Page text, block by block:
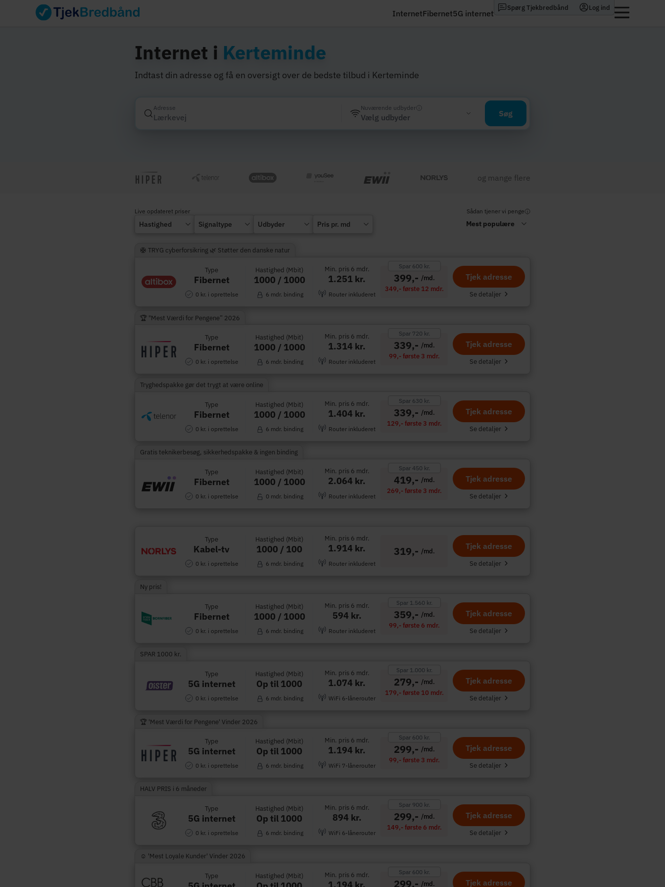
InternetFibernet5G internet
Spørg Tjekbredbånd Log ind
Internet i Kerteminde
Indtast din adresse og få en oversigt over de bedste tilbud i Kerteminde
Adresse Nuværende udbyder
Vælg udbyder Søg
og mange flere
Live opdateret priser Sådan tjener vi penge
Hastighed Signaltype Udbyder Pris pr. md
🛟 TRYG cyberforsikring 🌿 Støtter den danske natur
Type
Fibernet
0 kr. i oprettelse
Hastighed (Mbit)
1000 / 1000
6 mdr. binding
Min. pris 6 mdr.
1.251 kr.
Router inkluderet
Spar 600 kr.
399,- /md.
349,- første 12 mdr.
Tjek adresse
Se detaljer
🏆 "Mest Værdi for Pengene” 2026
Type
Fibernet
0 kr. i oprettelse
Hastighed (Mbit)
1000 / 1000
6 mdr. binding
Min. pris 6 mdr.
1.314 kr.
Router inkluderet
Spar 720 kr.
339,- /md.
99,- første 3 mdr.
Tjek adresse
Se detaljer
Tryghedspakke gør det trygt at være online
Type
Fibernet
0 kr. i oprettelse
Hastighed (Mbit)
1000 / 1000
6 mdr. binding
Min. pris 6 mdr.
1.404 kr.
Router inkluderet
Spar 630 kr.
339,- /md.
129,- første 3 mdr.
Tjek adresse
Se detaljer
Gratis teknikerbesøg, sikkerhedspakke & ingen binding
Type
Fibernet
0 kr. i oprettelse
Hastighed (Mbit)
1000 / 1000
0 mdr. binding
Min. pris 6 mdr.
2.064 kr.
Router inkluderet
Spar 450 kr.
419,- /md.
269,- første 3 mdr.
Tjek adresse
Se detaljer
Type
Kabel-tv
0 kr. i oprettelse
Hastighed (Mbit)
1000 / 100
6 mdr. binding
Min. pris 6 mdr.
1.914 kr.
Router inkluderet
319,- /md.
Tjek adresse
Se detaljer
Ny pris!
Type
Fibernet
0 kr. i oprettelse
Hastighed (Mbit)
1000 / 1000
6 mdr. binding
Min. pris 6 mdr.
594 kr.
Router inkluderet
Spar 1.560 kr.
359,- /md.
99,- første 6 mdr.
Tjek adresse
Se detaljer
SPAR 1000 kr.
Type
5G internet
0 kr. i oprettelse
Hastighed (Mbit)
Op til 1000
6 mdr. binding
Min. pris 6 mdr.
1.074 kr.
WiFi 6-lånerouter
Spar 1.000 kr.
279,- /md.
179,- første 10 mdr.
Tjek adresse
Se detaljer
🏆 'Mest Værdi for Pengene' Vinder 2026
Type
5G internet
0 kr. i oprettelse
Hastighed (Mbit)
Op til 1000
6 mdr. binding
Min. pris 6 mdr.
1.194 kr.
WiFi 7-lånerouter
Spar 600 kr.
299,- /md.
99,- første 3 mdr.
Tjek adresse
Se detaljer
HALV PRIS i 6 måneder
Type
5G internet
0 kr. i oprettelse
Hastighed (Mbit)
Op til 1000
6 mdr. binding
Min. pris 6 mdr.
894 kr.
WiFi 6-lånerouter
Spar 900 kr.
299,- /md.
149,- første 6 mdr.
Tjek adresse
Se detaljer
☺︎ 'Mest Loyale Kunder' Vinder 2026
Type Hastighed (Mbit) Min. pris 6 mdr. Spar 600 kr.
299,- /md.
Tjek adresse